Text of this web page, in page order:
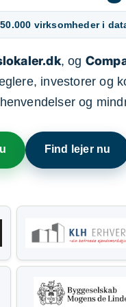
virksomheder i
, og
investorer og
henvendelser og
Find lejer nu